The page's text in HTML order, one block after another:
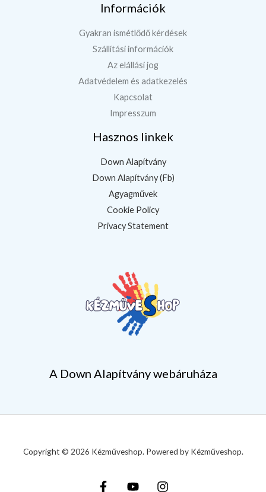
Információk
Gyakran ismétlődő kérdések
Szállítási információk
Az elállási jog
Adatvédelem és adatkezelés
Kapcsolat
Impresszum
Hasznos linkek
Down Alapítvány
Down Alapítvány (Fb)
Agyagművek
Cookie Policy
Privacy Statement
A Down Alapítvány webáruháza
Copyright © 2026 Kézműveshop. Powered by Kézműveshop.